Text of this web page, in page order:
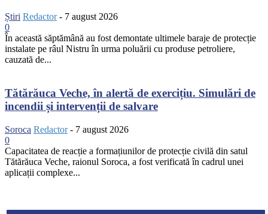
Știri Redactor - 7 august 2026
0
În această săptămână au fost demontate ultimele baraje de protecție
instalate pe râul Nistru în urma poluării cu produse petroliere,
cauzată de...
Tătărăuca Veche, în alertă de exercițiu. Simulări de
incendii și intervenții de salvare
Soroca Redactor - 7 august 2026
0
Capacitatea de reacție a formațiunilor de protecție civilă din satul
Tătărăuca Veche, raionul Soroca, a fost verificată în cadrul unei
aplicații complexe...